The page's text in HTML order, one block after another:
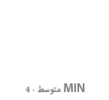
متوسط · 4 MIN